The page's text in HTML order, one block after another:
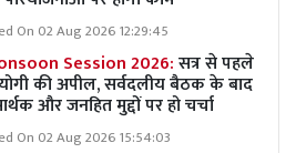
On 02 Aug 2026 12:29:45
Session 2026:सत्र से पहले
की अपील, सर्वदलीय बैठक के बाद
और जनहित मुद्दों पर हो चर्चा
On 02 Aug 2026 15:54:03